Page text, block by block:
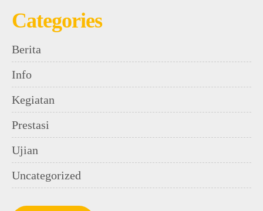
Categories
Berita
Info
Kegiatan
Prestasi
Ujian
Uncategorized